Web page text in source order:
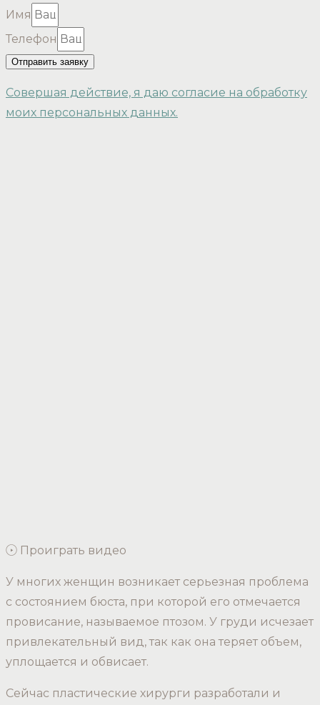
Имя
Телефон
Отправить заявку
Совершая действие, я даю согласие на обработку
моих персональных данных.
Проиграть видео
У многих женщин возникает серьезная проблема
с состоянием бюста, при которой его отмечается
провисание, называемое птозом. У груди исчезает
привлекательный вид, так как она теряет объем,
уплощается и обвисает.
Сейчас пластические хирурги разработали и